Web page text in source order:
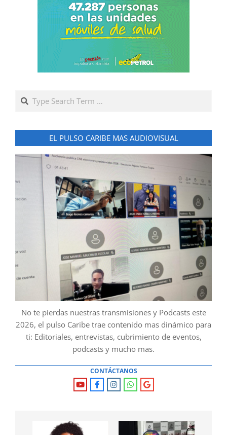
Search
EL PULSO CARIBE MAS AUDIOVISUAL
No te pierdas nuestras transmisiones y Podcasts este
2026, el pulso Caribe trae contenido mas dinámico para
ti: Editoriales, entrevistas, cubrimiento de eventos,
podcasts y mucho mas.
CONTÁCTANOS